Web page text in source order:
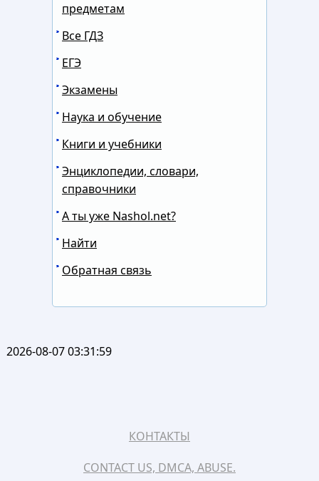
предметам
Все ГДЗ
ЕГЭ
Экзамены
Наука и обучение
Книги и учебники
Энциклопедии, словари,
справочники
А ты уже Nashol.net?
Найти
Обратная связь
2026-08-07 03:31:59
КОНТАКТЫ
CONTACT US, DMCA, ABUSE.